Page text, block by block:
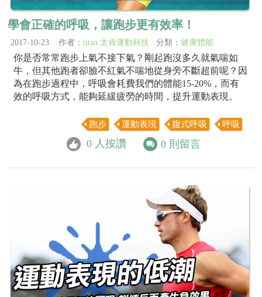
學會正確的呼吸，讓跑步更有效率！
2017-10-23 作者： titan 太肯運動科技 分類： 健康體能
你是否常常跑步上氣不接下氣？剛起跑沒多久就氣喘如
牛，但其他跑者卻臉不紅氣不喘地從身旁不斷超前呢？因
為在跑步過程中，呼吸會耗費我們的體能15-20%，而有
效的呼吸方式，能夠延緩疲勞的時間，提升運動表現。
跑步 運動表現 腹式呼吸 呼吸
0 人按讚 0 則留言